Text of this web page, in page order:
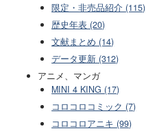
限定・非売品紹介 (115)
歴史年表 (20)
文献まとめ (14)
データ更新 (312)
アニメ、マンガ
MINI 4 KING (17)
コロコロコミック (7)
コロコロアニキ (99)